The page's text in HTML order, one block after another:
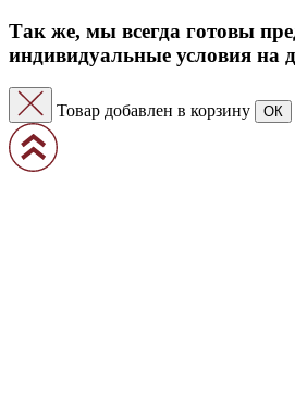
Так же, мы всегда готовы
индивидуальные условия на
Товар добавлен в корзину ОК